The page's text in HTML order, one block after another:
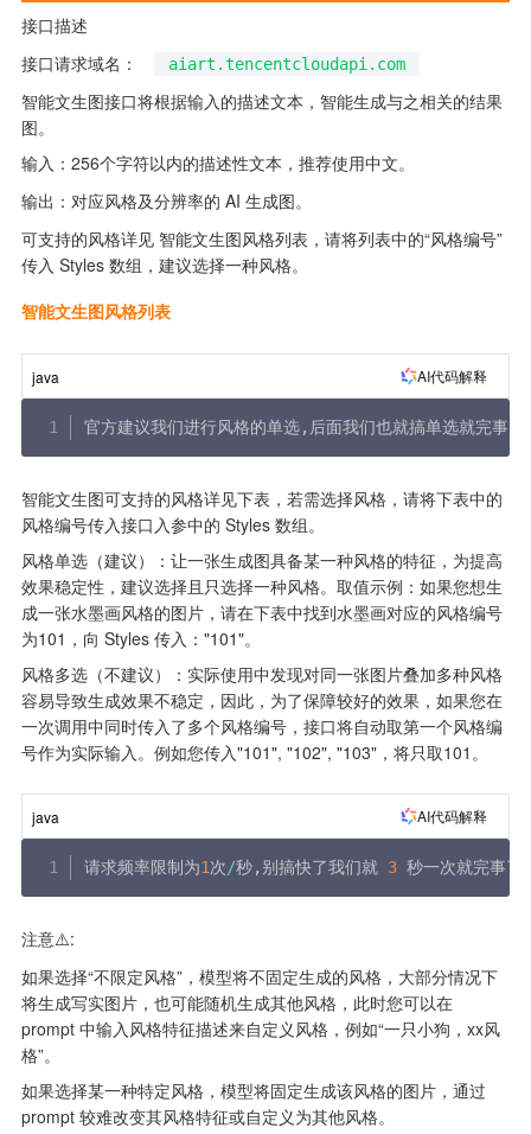
接口描述
接口请求域名：
aiart.tencentcloudapi.com
智能文生图接口将根据输入的描述文本，智能生成与之相关的结果
图。
输入：256个字符以内的描述性文本，推荐使用中文。
输出：对应风格及分辨率的 AI 生成图。
可支持的风格详见 智能文生图风格列表，请将列表中的“风格编号”
传入 Styles 数组，建议选择一种风格。
智能文生图风格列表
java AI代码解释
官方建议我们进行风格的单选, 后面我们也就搞单选就完事
智能文生图可支持的风格详见下表，若需选择风格，请将下表中的
风格编号传入接口入参中的 Styles 数组。
风格单选（建议）：让一张生成图具备某一种风格的特征，为提高
效果稳定性，建议选择且只选择一种风格。取值示例：如果您想生
成一张水墨画风格的图片，请在下表中找到水墨画对应的风格编号
为101，向 Styles 传入："101"。
风格多选（不建议）：实际使用中发现对同一张图片叠加多种风格
容易导致生成效果不稳定，因此，为了保障较好的效果，如果您在
一次调用中同时传入了多个风格编号，接口将自动取第一个风格编
号作为实际输入。例如您传入"101", "102", "103"，将只取101。
java AI代码解释
请求频率限制为1次/秒, 别搞快了我们就 3 秒一次就完事
注意⚠️:
如果选择“不限定风格”，模型将不固定生成的风格，大部分情况下
将生成写实图片，也可能随机生成其他风格，此时您可以在
prompt 中输入风格特征描述来自定义风格，例如“一只小狗，xx风
格”。
如果选择某一种特定风格，模型将固定生成该风格的图片，通过
prompt 较难改变其风格特征或自定义为其他风格。